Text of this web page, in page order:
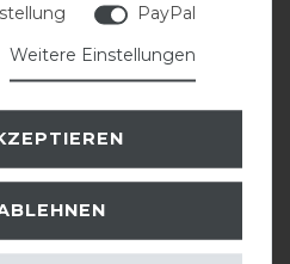
PayPal
Weitere Einstellungen